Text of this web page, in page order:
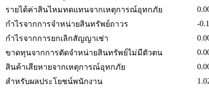
รายได้ค่าสินไหมทดแทนจากเหตุการณ์อุทกภัย
กำไรจากการจำหน่ายสินทรัพย์ถาวร
-
กำไรจากการยกเลิกสัญญาเช่า
ขาดทุนจากการตัดจำหน่ายสินทรัพย์ไม่มีตัวตน
สินค้าเสียหายจากเหตุการณ์อุทกภัย
สำหรับผลประโยชน์พนักงาน